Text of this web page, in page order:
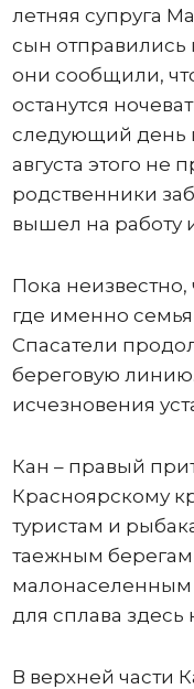
летняя супруга
сын отправились
они сообщили,
останутся
следующий день
августа этого не
родственники
вышел на работу
Пока
где именно семья
Спасатели
береговую линию.
исчезновения
Кан – правый
Красноярскому
туристам и
таежным
малонаселенным
для сплава
В верхней части